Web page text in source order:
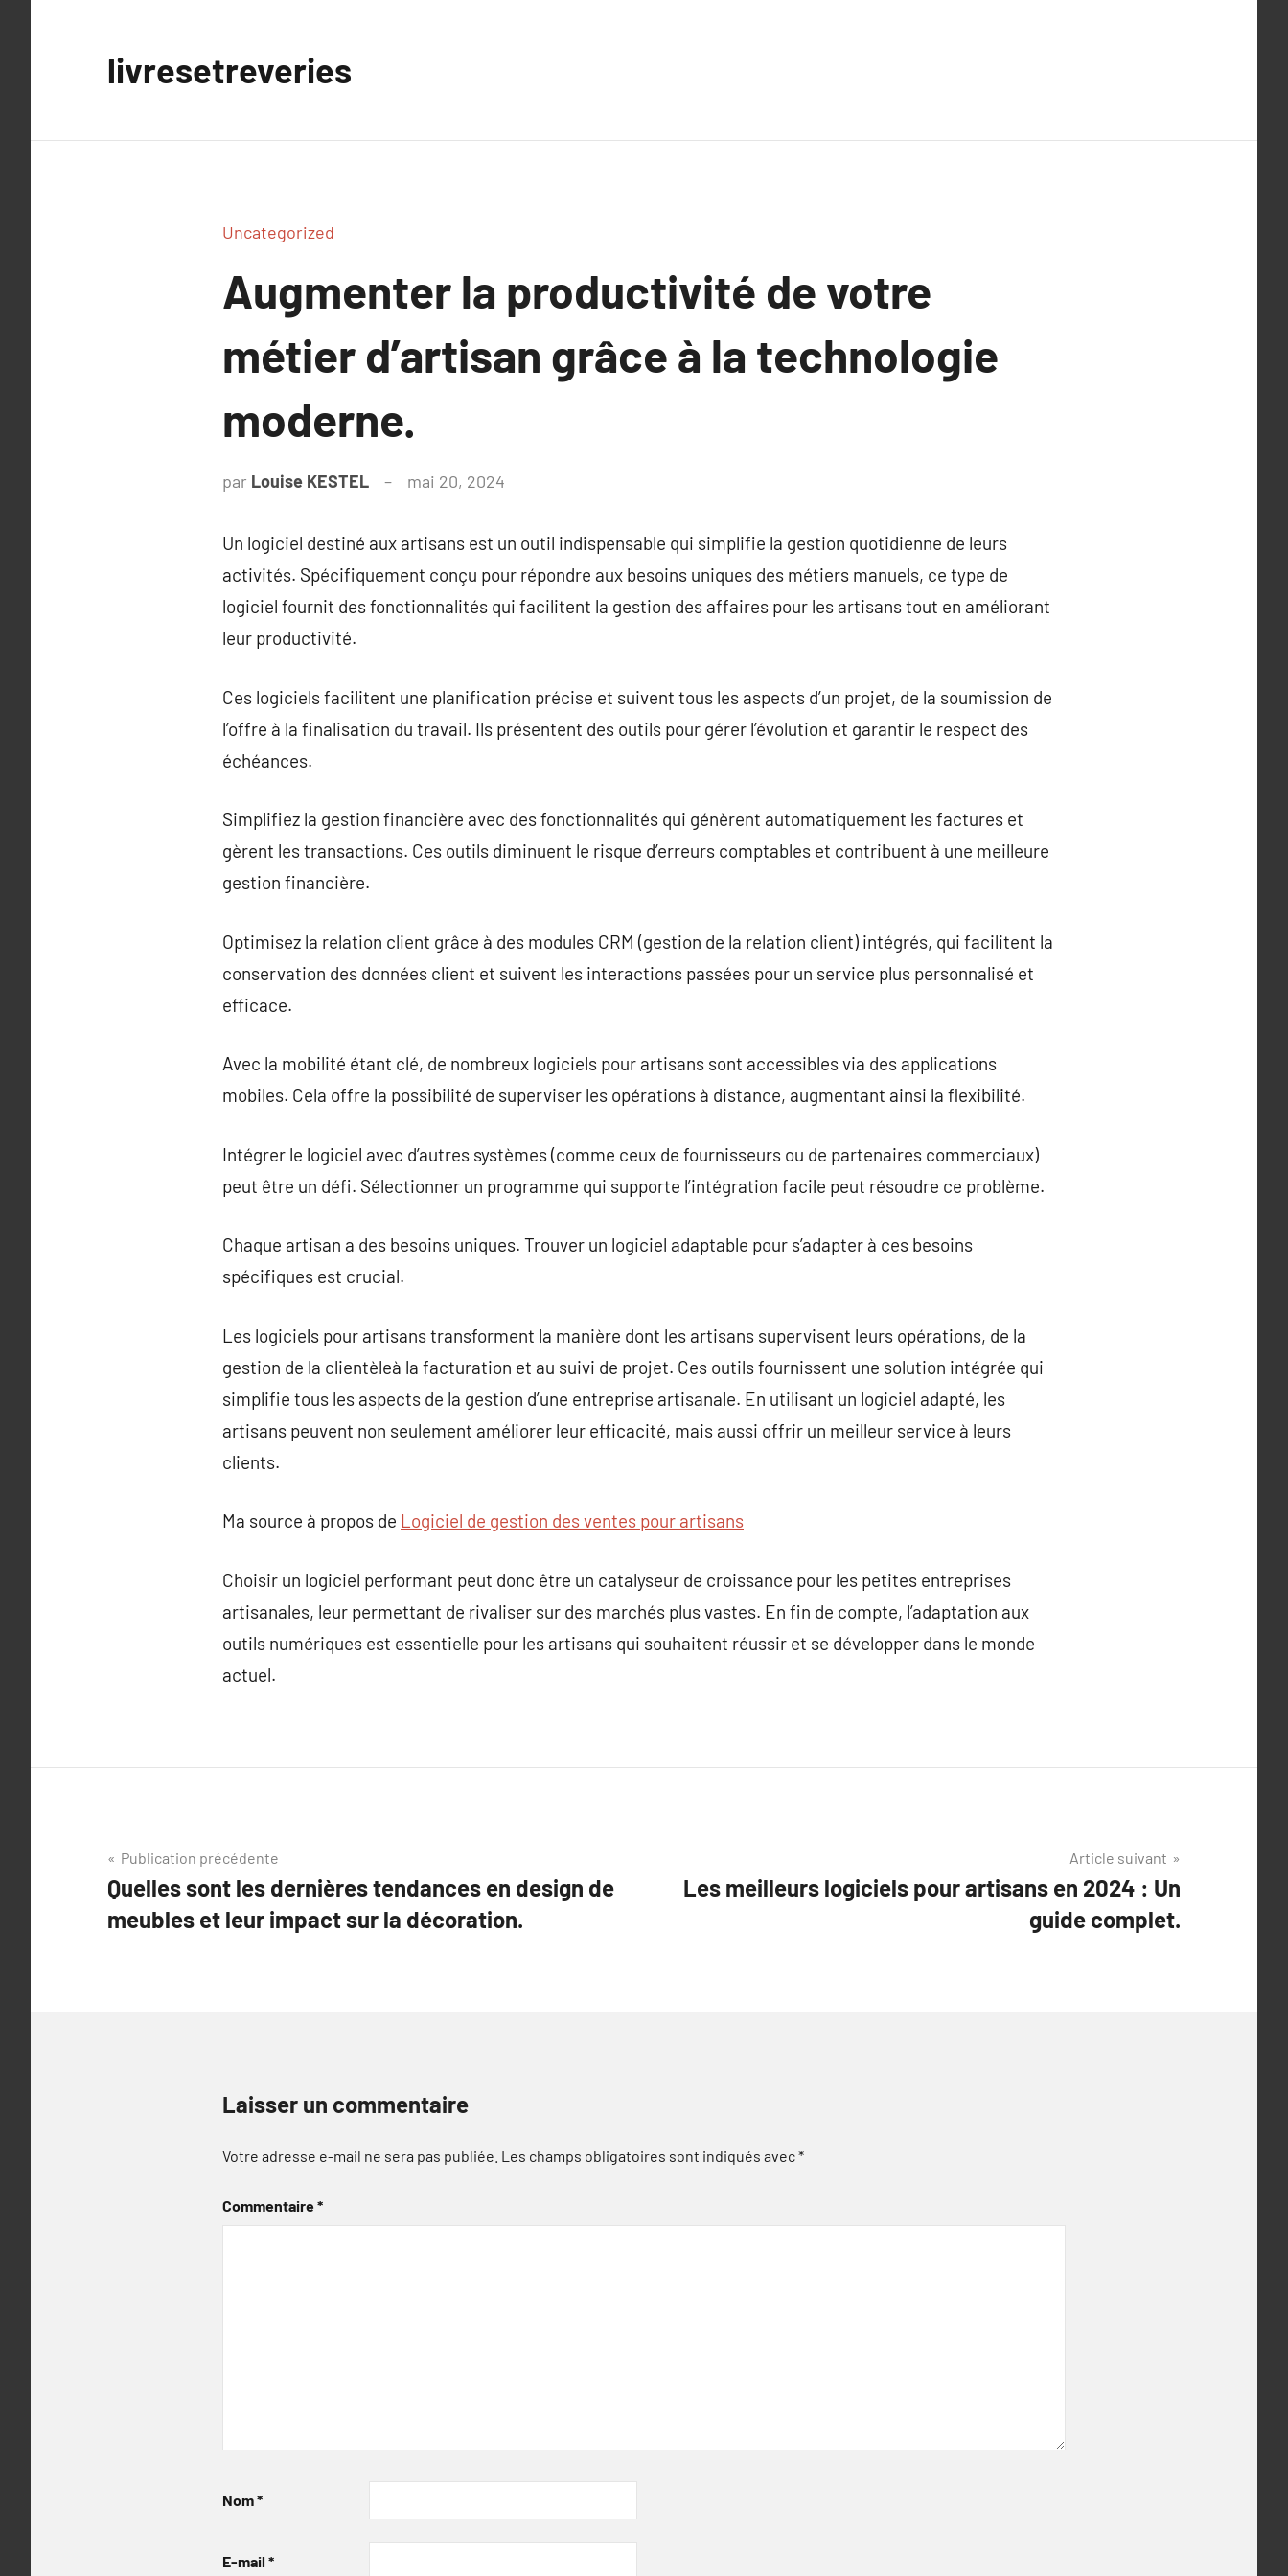
livresetreveries
Uncategorized
Augmenter la productivité de votre
métier d’artisan grâce à la technologie
moderne.
par Louise KESTEL mai 20, 2024
Un logiciel destiné aux artisans est un outil indispensable qui simplifie la gestion quotidienne de leurs
activités. Spécifiquement conçu pour répondre aux besoins uniques des métiers manuels, ce type de
logiciel fournit des fonctionnalités qui facilitent la gestion des affaires pour les artisans tout en améliorant
leur productivité.
Ces logiciels facilitent une planification précise et suivent tous les aspects d’un projet, de la soumission de
l’offre à la finalisation du travail. Ils présentent des outils pour gérer l’évolution et garantir le respect des
échéances.
Simplifiez la gestion financière avec des fonctionnalités qui génèrent automatiquement les factures et
gèrent les transactions. Ces outils diminuent le risque d’erreurs comptables et contribuent à une meilleure
gestion financière.
Optimisez la relation client grâce à des modules CRM (gestion de la relation client) intégrés, qui facilitent la
conservation des données client et suivent les interactions passées pour un service plus personnalisé et
efficace.
Avec la mobilité étant clé, de nombreux logiciels pour artisans sont accessibles via des applications
mobiles. Cela offre la possibilité de superviser les opérations à distance, augmentant ainsi la flexibilité.
Intégrer le logiciel avec d’autres systèmes (comme ceux de fournisseurs ou de partenaires commerciaux)
peut être un défi. Sélectionner un programme qui supporte l’intégration facile peut résoudre ce problème.
Chaque artisan a des besoins uniques. Trouver un logiciel adaptable pour s’adapter à ces besoins
spécifiques est crucial.
Les logiciels pour artisans transforment la manière dont les artisans supervisent leurs opérations, de la
gestion de la clientèleà la facturation et au suivi de projet. Ces outils fournissent une solution intégrée qui
simplifie tous les aspects de la gestion d’une entreprise artisanale. En utilisant un logiciel adapté, les
artisans peuvent non seulement améliorer leur efficacité, mais aussi offrir un meilleur service à leurs
clients.
Ma source à propos de Logiciel de gestion des ventes pour artisans
Choisir un logiciel performant peut donc être un catalyseur de croissance pour les petites entreprises
artisanales, leur permettant de rivaliser sur des marchés plus vastes. En fin de compte, l’adaptation aux
outils numériques est essentielle pour les artisans qui souhaitent réussir et se développer dans le monde
actuel.
Navigation
de
l’article
Publication précédente
Quelles sont les dernières tendances en design de
meubles et leur impact sur la décoration.
Article suivant
Les meilleurs logiciels pour artisans en 2024 : Un
guide complet.
Laisser un commentaire
Votre adresse e-mail ne sera pas publiée. Les champs obligatoires sont indiqués avec*
Commentaire*
Nom*
E-mail *